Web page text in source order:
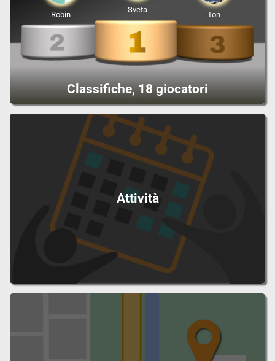
Classifiche, 18 giocatori
Sveta
Robin Ton
Attività